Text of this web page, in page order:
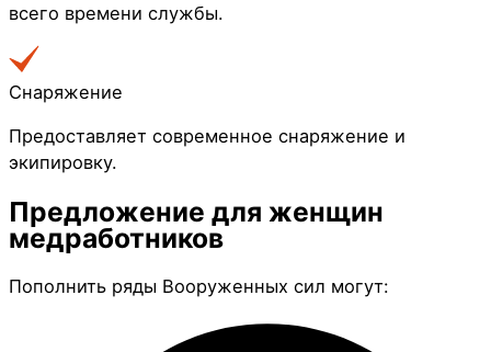
всего времени службы.
Снаряжение
Предоставляет современное снаряжение и
экипировку.
Предложение для женщин
медработников
Пополнить ряды Вооруженных сил могут: